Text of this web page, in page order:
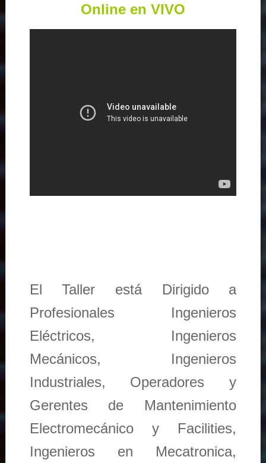
Online en VIVO
El Taller está Dirigido a
Profesionales Ingenieros
Eléctricos, Ingenieros
Mecánicos, Ingenieros
Industriales, Operadores y
Gerentes de Mantenimiento
Electromecánico y Facilities,
Ingenieros en Mecatronica,